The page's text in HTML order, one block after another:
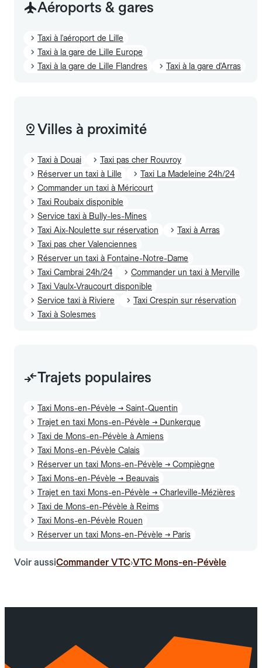
Aéroports & gares
Taxi à l'aéroport de Lille
Taxi à la gare de Lille Europe
Taxi à la gare de Lille Flandres
Taxi à la gare d'Arras
Villes à proximité
Taxi à Douai
Taxi pas cher Rouvroy
Réserver un taxi à Lille
Taxi La Madeleine 24h/24
Commander un taxi à Méricourt
Taxi Roubaix disponible
Service taxi à Bully-les-Mines
Taxi Aix-Noulette sur réservation
Taxi à Arras
Taxi pas cher Valenciennes
Réserver un taxi à Fontaine-Notre-Dame
Taxi Cambrai 24h/24
Commander un taxi à Merville
Taxi Vaulx-Vraucourt disponible
Service taxi à Riviere
Taxi Crespin sur réservation
Taxi à Solesmes
Trajets populaires
Taxi Mons-en-Pévèle → Saint-Quentin
Trajet en taxi Mons-en-Pévèle → Dunkerque
Taxi de Mons-en-Pévèle à Amiens
Taxi Mons-en-Pévèle Calais
Réserver un taxi Mons-en-Pévèle → Compiègne
Taxi Mons-en-Pévèle → Beauvais
Trajet en taxi Mons-en-Pévèle → Charleville-Mézières
Taxi de Mons-en-Pévèle à Reims
Taxi Mons-en-Pévèle Rouen
Réserver un taxi Mons-en-Pévèle → Paris
Voir aussiCommander VTC›VTC Mons-en-Pévèle